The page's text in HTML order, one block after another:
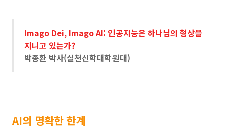
Imago Dei, Imago AI: 인공지능은 하나님의 형상을
지니고 있는가?
박종환 박사(실천신학대학원대)
AI의 명확한 한계